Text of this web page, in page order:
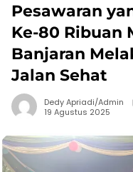
Pesawaran
Ke-80 Ribuan
Banjaran
Jalan Sehat
Dedy Apriadi/Admin
19 Agustus 2025